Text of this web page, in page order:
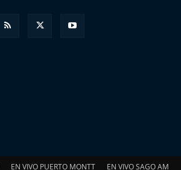
EN VIVO PUERTO MONTT EN VIVO SAGO AM